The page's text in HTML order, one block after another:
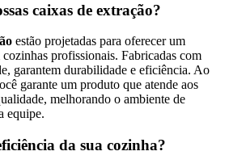
caixas de extração?
estão projetadas para oferecer um
profissionais. Fabricadas com
garantem durabilidade e eficiência. Ao
garante um produto que atende aos
melhorando o ambiente de
equipe.
da sua cozinha?